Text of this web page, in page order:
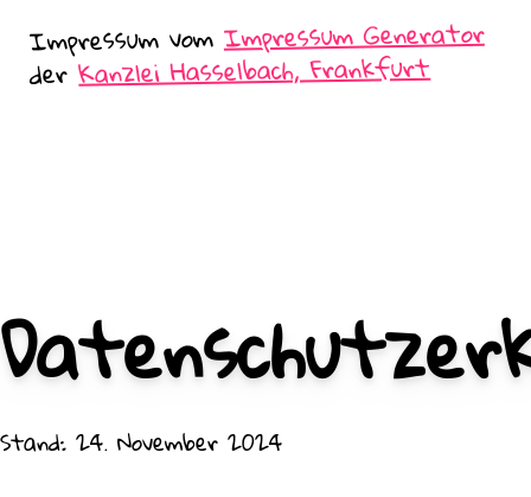
Impressum vomImpressum Generator
derKanzlei Hasselbach, Frankfurt
Stand: 24. November 2024